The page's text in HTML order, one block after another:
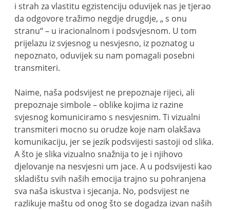
i strah za vlastitu egzistenciju oduvijek nas je tjerao
da odgovore tražimo negdje drugdje, „ s onu
stranu“ – u iracionalnom i podsvjesnom. U tom
prijelazu iz svjesnog u nesvjesno, iz poznatog u
nepoznato, oduvijek su nam pomagali posebni
transmiteri.
Naime, naša podsvijest ne prepoznaje rijeci, ali
prepoznaje simbole – oblike kojima iz razine
svjesnog komuniciramo s nesvjesnim. Ti vizualni
transmiteri mocno su orudze koje nam olakšava
komunikaciju, jer se jezik podsvijesti sastoji od slika.
A što je slika vizualno snažnija to je i njihovo
djelovanje na nesvjesni um jace. A u podsvijesti kao
skladištu svih naših emocija trajno su pohranjena
sva naša iskustva i sjecanja. No, podsvijest ne
razlikuje maštu od onog što se dogadza izvan naših